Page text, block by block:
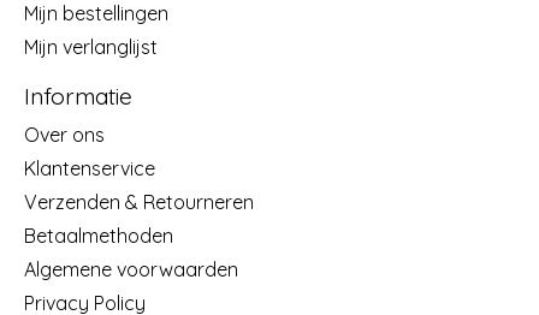
Mijn bestellingen
Mijn verlanglijst
Informatie
Over ons
Klantenservice
Verzenden & Retourneren
Betaalmethoden
Algemene voorwaarden
Privacy Policy